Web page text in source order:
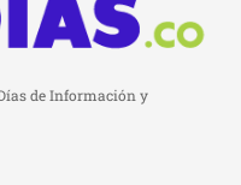
de Información y